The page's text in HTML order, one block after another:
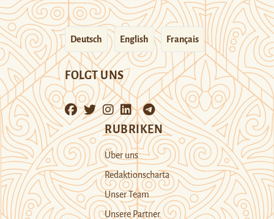
Deutsch English Français
FOLGT UNS
RUBRIKEN
Über uns
Redaktionscharta
Unser Team
Unsere Partner